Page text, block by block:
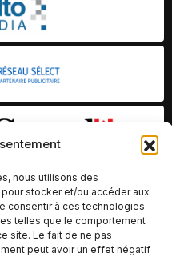
nous utilisons des
stocker et/ou accéder aux
consentir à ces technologies
telles que le comportement
site. Le fait de ne pas
peut avoir un effet négatif